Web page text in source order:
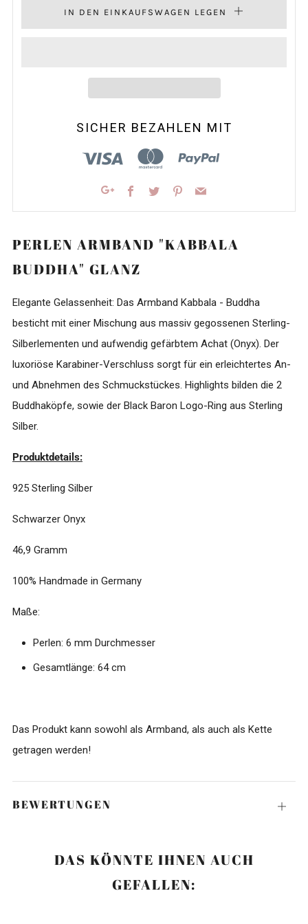
IN DEN EINKAUFSWAGEN LEGEN
SICHER BEZAHLEN MIT
Facebook
Twitter Pinterest
Email
PERLEN ARMBAND "KABBALA
BUDDHA" GLANZ
Elegante Gelassenheit: Das Armband Kabbala - Buddha
besticht mit einer Mischung aus massiv gegossenen Sterling-
Silberlementen und aufwendig gefärbtem Achat (Onyx). Der
luxoriöse Karabiner-Verschluss sorgt für ein erleichtertes An-
und Abnehmen des Schmuckstückes. Highlights bilden die 2
Buddhaköpfe, sowie der Black Baron Logo-Ring aus Sterling
Silber.
Produktdetails:
925 Sterling Silber
Schwarzer Onyx
46,9 Gramm
100% Handmade in Germany
Maße:
Perlen: 6 mm Durchmesser
Gesamtlänge: 64 cm
Das Produkt kann sowohl als Armband, als auch als Kette
getragen werden!
BEWERTUNGEN
DAS KÖNNTE IHNEN AUCH
GEFALLEN: